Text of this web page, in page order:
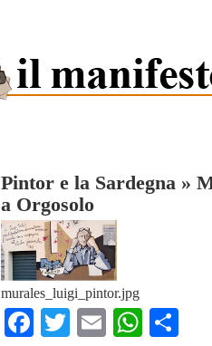
Pintor e la Sardegna »
a Orgosolo
murales_luigi_pintor.jpg
Facebook
Twitter
Email